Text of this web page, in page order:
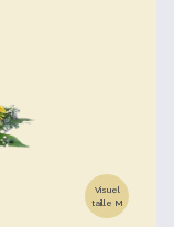
Visuel
taille M